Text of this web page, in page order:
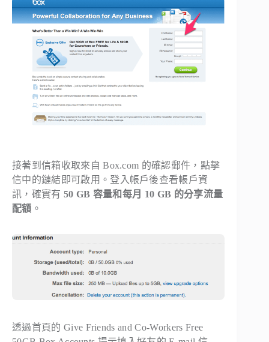
接著到信箱收取來自 Box.com 的確認郵件，點擊
信中的鏈結即可啟用。登入帳戶後查看帳戶資
訊，確實有 50 GB 容量和每月 10 GB 的分享流量
配額 。
透過首頁的 Give Friends and Co-Workers Free